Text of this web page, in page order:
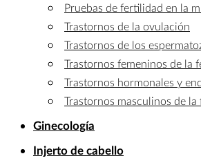
Pruebas de fertilidad en la
Trastornos de la ovulación
Trastornos de los
Trastornos femeninos de la
Trastornos hormonales y
Trastornos masculinos de
Ginecología
Injerto de cabello